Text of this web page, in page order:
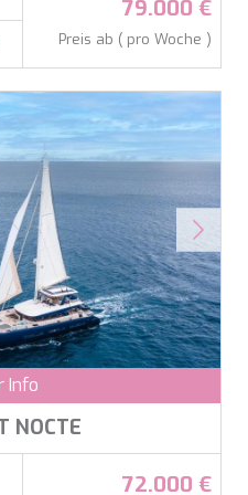
79.000 €
Preis ab ( pro Woche )
Info
NOCTE
72.000 €